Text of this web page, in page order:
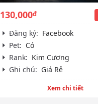
130,000đ
Đăng ký: Facebook
Pet: Có
Rank: Kim Cương
Ghi chú: Giá Rẻ
Xem chi tiết